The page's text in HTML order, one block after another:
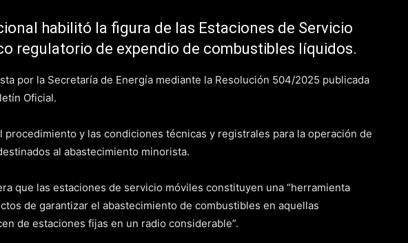
habilitó la figura de las Estaciones de Servicio
regulatorio de expendio de combustibles líquidos.
por la Secretaría de Energía mediante la Resolución 504/2025 publicada
Oficial.
procedimiento y las condiciones técnicas y registrales para la operación de
al abastecimiento minorista.
que las estaciones de servicio móviles constituyen una “herramienta
de garantizar el abastecimiento de combustibles en aquellas
de estaciones fijas en un radio considerable”.